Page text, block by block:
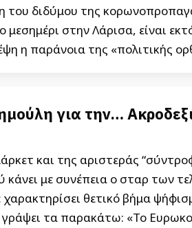
του διδύμου της
μεσημέρι στην Λάρισα, είναι
η παράνοια της «πολιτικής
για την…
και της αριστεράς
με συνέπεια ο σταρ των
χαρακτηρίσει θετικό βήμα
γράψει τα παρακάτω: «Το